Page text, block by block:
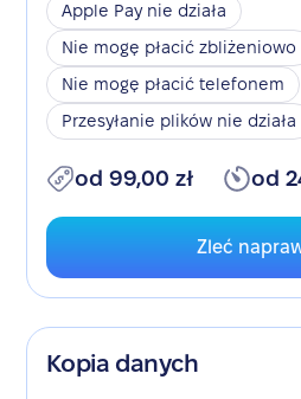
Apple Pay nie działa
Nie mogę płacić zbliżeniowo
Nie mogę płacić telefonem
Przesyłanie plików nie działa
od 99,00 zł od
Zleć
Kopia danych